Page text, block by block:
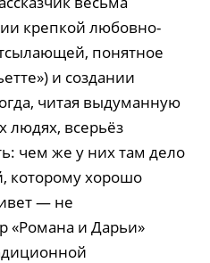
крепкой любовно-
понятное
и создании
читая выдуманную
людях, всерьёз
чем же у них там дело
которому хорошо
— не
«Романа и Дарьи»